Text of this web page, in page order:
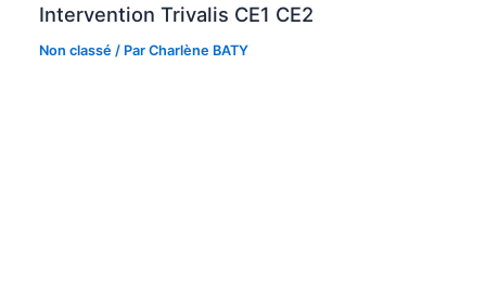
Intervention Trivalis CE1 CE2
Non classé / ParCharlène BATY